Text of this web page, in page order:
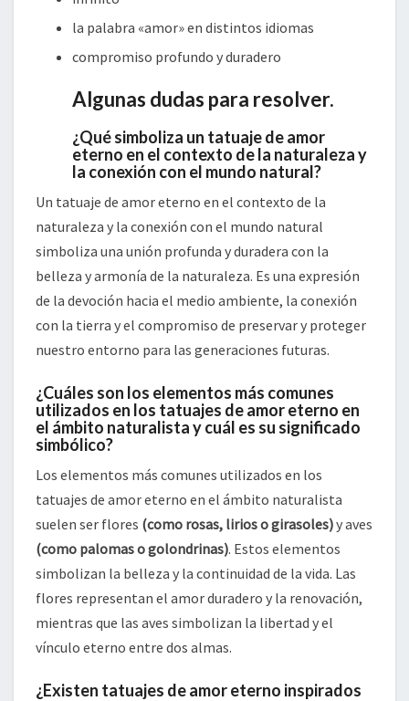
la palabra «amor» en distintos idiomas
compromiso profundo y duradero
Algunas dudas para resolver.
¿Qué simboliza un tatuaje de amor
eterno en el contexto de la naturaleza y
la conexión con el mundo natural?
Un tatuaje de amor eterno en el contexto de la
naturaleza y la conexión con el mundo natural
simboliza una unión profunda y duradera con la
belleza y armonía de la naturaleza. Es una expresión
de la devoción hacia el medio ambiente, la conexión
con la tierra y el compromiso de preservar y proteger
nuestro entorno para las generaciones futuras.
¿Cuáles son los elementos más comunes
utilizados en los tatuajes de amor eterno en
el ámbito naturalista y cuál es su significado
simbólico?
Los elementos más comunes utilizados en los
tatuajes de amor eterno en el ámbito naturalista
suelen ser flores (como rosas, lirios o girasoles)y aves
(como palomas o golondrinas). Estos elementos
simbolizan la belleza y la continuidad de la vida. Las
flores representan el amor duradero y la renovación,
mientras que las aves simbolizan la libertad y el
vínculo eterno entre dos almas.
¿Existen tatuajes de amor eterno inspirados